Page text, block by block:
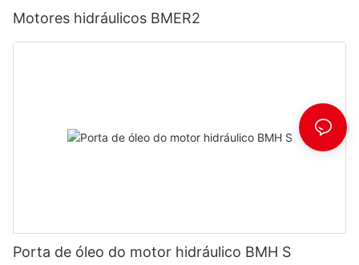
Motores hidráulicos BMER2
Porta de óleo do motor hidráulico BMH S